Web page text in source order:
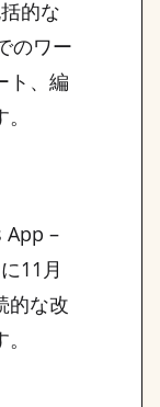
的な
のワー
ト、編
App –
11月
的な改